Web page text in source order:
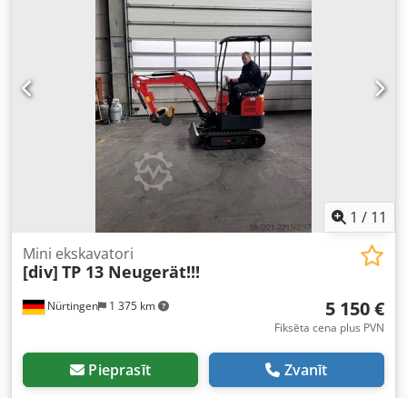
1 / 11
Nürtingen 1 375 km
Mini ekskavatori
[div] TP 13 Neugerät!!!
5 150 €
Fiksēta cena plus PVN
Pieprasīt Zvanīt